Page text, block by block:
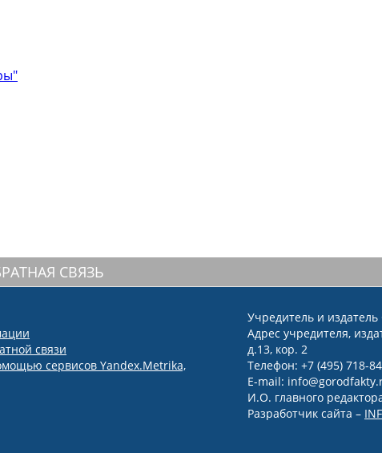
СВЯЗЬ
связи
сервисов Yandex.Metrika,
Учредитель и
Адрес учредителя,
д.13, кор. 2
Телефон: +7 (495) 718-
E-mail:
И.О. главного
Разработчик сайта –